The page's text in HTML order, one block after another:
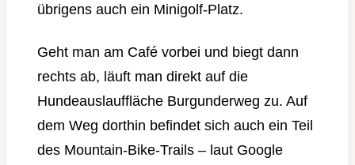
übrigens auch ein Minigolf-Platz.
Geht man am Café vorbei und biegt dann
rechts ab, läuft man direkt auf die
Hundeauslauffläche Burgunderweg zu. Auf
dem Weg dorthin befindet sich auch ein Teil
des Mountain-Bike-Trails – laut Google